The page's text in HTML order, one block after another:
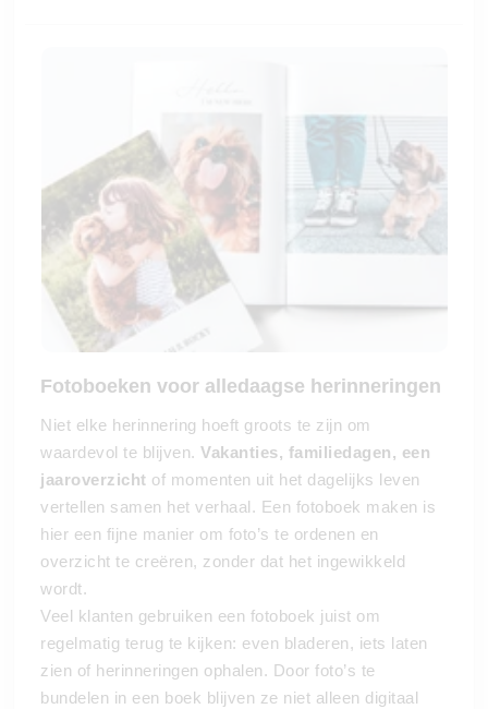
Fotoboeken voor alledaagse herinneringen
Niet elke herinnering hoeft groots te zijn om
waardevol te blijven. Vakanties, familiedagen, een
jaaroverzicht of momenten uit het dagelijks leven
vertellen samen het verhaal. Een fotoboek maken is
hier een fijne manier om foto’s te ordenen en
overzicht te creëren, zonder dat het ingewikkeld
wordt.
Veel klanten gebruiken een fotoboek juist om
regelmatig terug te kijken: even bladeren, iets laten
zien of herinneringen ophalen. Door foto’s te
bundelen in een boek blijven ze niet alleen digitaal